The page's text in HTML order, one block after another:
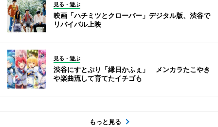
見る・遊ぶ
映画「ハチミツとクローバー」デジタル版、渋谷で
リバイバル上映
見る・遊ぶ
渋谷にすとぷり「縁日かふぇ」 メンカラたこやき
や楽曲流して育てたイチゴも
もっと見る